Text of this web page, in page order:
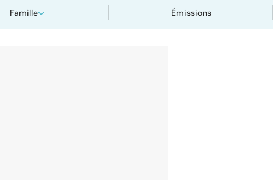
Famille Émissions